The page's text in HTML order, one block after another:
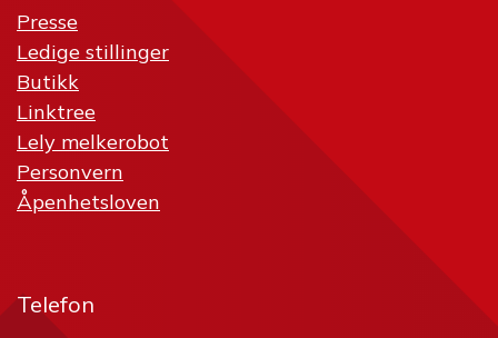
Presse
Ledige stillinger
Butikk
Linktree
Lely melkerobot
Personvern
Åpenhetsloven
Telefon